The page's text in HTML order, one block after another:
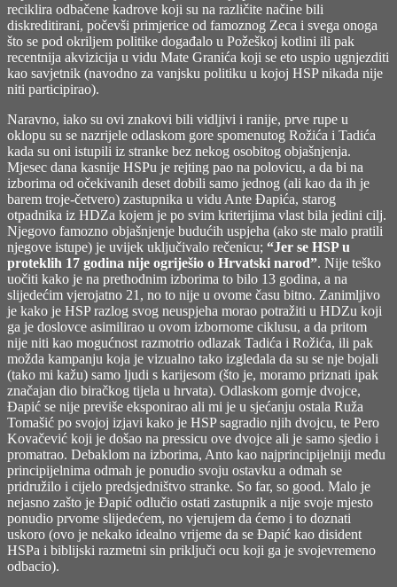
reciklira odbačene kadrove koji su na različite načine bili
diskreditirani, počevši primjerice od famoznog Zeca i svega onoga
što se pod okriljem politike događalo u Požeškoj kotlini ili pak
recentnija akvizicija u vidu Mate Granića koji se eto uspio ugnjezditi
kao savjetnik (navodno za vanjsku politiku u kojoj HSP nikada nije
niti participirao).
Naravno, iako su ovi znakovi bili vidljivi i ranije, prve rupe u
oklopu su se nazrijele odlaskom gore spomenutog Rožića i Tadića
kada su oni istupili iz stranke bez nekog osobitog objašnjenja.
Mjesec dana kasnije HSPu je rejting pao na polovicu, a da bi na
izborima od očekivanih deset dobili samo jednog (ali kao da ih je
barem troje-četvero) zastupnika u vidu Ante Đapića, starog
otpadnika iz HDZa kojem je po svim kriterijima vlast bila jedini cilj.
Njegovo famozno objašnjenje budućih uspjeha (ako ste malo pratili
njegove istupe) je uvijek uključivalo rečenicu; “Jer se HSP u
proteklih 17 godina nije ogriješio o Hrvatski narod”. Nije teško
uočiti kako je na prethodnim izborima to bilo 13 godina, a na
slijedećim vjerojatno 21, no to nije u ovome času bitno. Zanimljivo
je kako je HSP razlog svog neuspjeha morao potražiti u HDZu koji
ga je doslovce asimilirao u ovom izbornome ciklusu, a da pritom
nije niti kao mogućnost razmotrio odlazak Tadića i Rožića, ili pak
možda kampanju koja je vizualno tako izgledala da su se nje bojali
(tako mi kažu) samo ljudi s karijesom (što je, moramo priznati ipak
značajan dio biračkog tijela u hrvata). Odlaskom gornje dvojce,
Đapić se nije previše eksponirao ali mi je u sjećanju ostala Ruža
Tomašić po svojoj izjavi kako je HSP sagradio njih dvojcu, te Pero
Kovačević koji je došao na pressicu ove dvojce ali je samo sjedio i
promatrao. Debaklom na izborima, Anto kao najprincipijelniji među
principijelnima odmah je ponudio svoju ostavku a odmah se
pridružilo i cijelo predsjedništvo stranke. So far, so good. Malo je
nejasno zašto je Đapić odlučio ostati zastupnik a nije svoje mjesto
ponudio prvome slijedećem, no vjerujem da ćemo i to doznati
uskoro (ovo je nekako idealno vrijeme da se Đapić kao disident
HSPa i biblijski razmetni sin priključi ocu koji ga je svojevremeno
odbacio).